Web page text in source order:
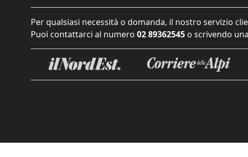
Per qualsiasi necessità o domanda, il nostro servizio
Puoi contattarci al numero 02 89362545 o scrivendo